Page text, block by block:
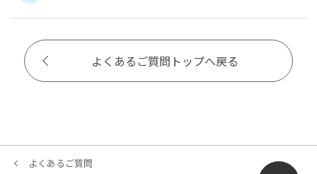
よくあるご質問
よくあるご質問トップへ戻る